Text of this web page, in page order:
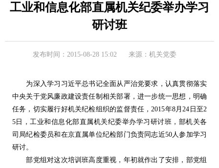
工业和信息化部直属机关纪委举办学习
研讨班
发布时间：2015-08-28 15:02 来源：机关党委
为深入学习习近平总书记全面从严治党要求，认真贯彻落实
中央关于党风廉政建设责任制相关部署，进一步统一思想，明确
任务，切实履行好机关纪检组织的监督责任，2015年8月24日至2
5日，工业和信息化部直属机关纪委举办学习研讨班，部机关各
司局纪检委员和在京直属单位纪检部门负责同志近50人参加学习
研讨。
部党组对这次培训班高度重视，年初就作出了安排，部党组